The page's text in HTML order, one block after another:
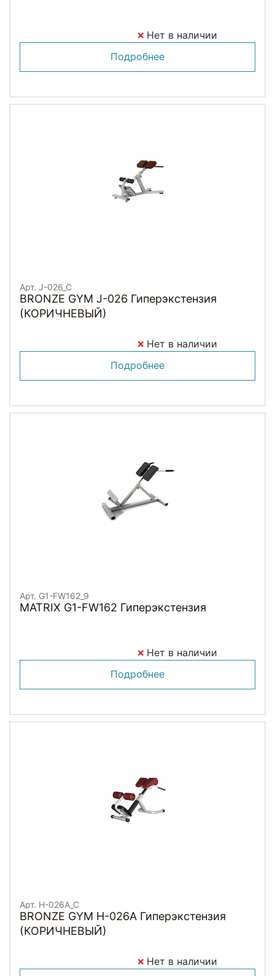
Нет в наличии
Подробнее
Арт. J-026_C
BRONZE GYM J-026 Гиперэкстензия
(КОРИЧНЕВЫЙ)
Нет в наличии
Подробнее
Арт. G1-FW162_9
MATRIX G1-FW162 Гиперэкстензия
Нет в наличии
Подробнее
Арт. H-026A_C
BRONZE GYM H-026A Гиперэкстензия
(КОРИЧНЕВЫЙ)
Нет в наличии